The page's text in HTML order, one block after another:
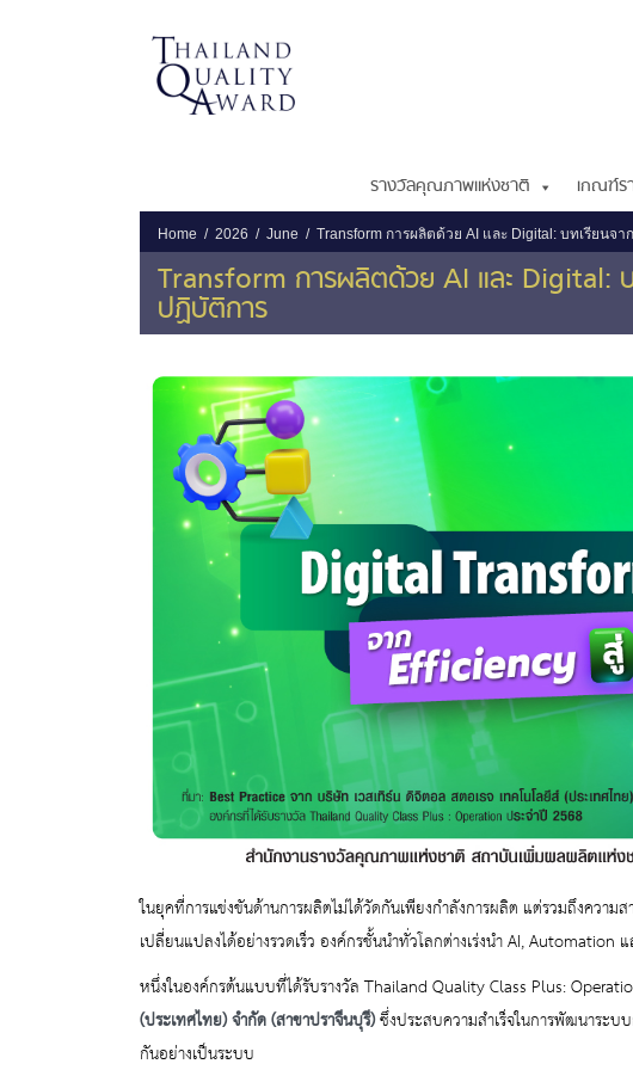
รางวัลคุณภาพแห่งชาติ เกณฑ์ร
Home 2026 June Transform การผลิตด้วย AI และ Digital: บทเรียนจ
Transform การผลิตด้วย AI และ Digital:
ปฏิบัติการ
ในยุคที่การแข่งขันด้านการผลิตไม่ได้วัดกันเพียงกำลังการผลิต แต่รวมถึงคว
เปลี่ยนแปลงได้อย่างรวดเร็ว องค์กรชั้นนำทั่วโลกต่างเร่งนำ AI,
หนึ่งในองค์กรต้นแบบที่ได้รับรางวัล Thailand Quality Class Plus:
(ประเทศไทย) จำกัด (สาขาปราจีนบุรี)ซึ่งประสบความสำเร็จในการพัฒนาระบ
กันอย่างเป็นระบบ